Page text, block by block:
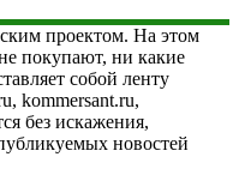
проектом. На этом
покупают, ни какие
собой ленту
kommersant.ru,
без искажения,
новостей